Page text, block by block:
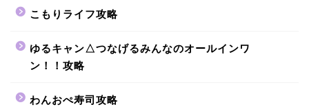
こもりライフ攻略
ゆるキャン△つなげるみんなのオールインワ
ン！！攻略
わんおぺ寿司攻略